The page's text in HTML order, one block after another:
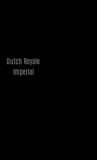
Dutch Royale
Imperial
€23,95
Ler mais